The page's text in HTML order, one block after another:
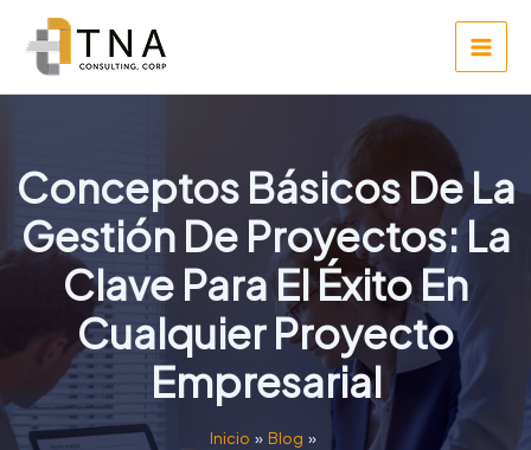
Conceptos Básicos De La
Gestión De Proyectos: La
Clave Para El Éxito En
Cualquier Proyecto
Empresarial
Inicio
Blog